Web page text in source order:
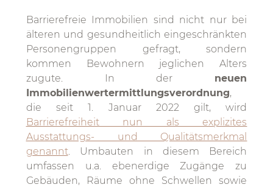
Barrierefreie Immobilien sind nicht nur bei
älteren und gesundheitlich eingeschränkten
Personengruppen gefragt, sondern
kommen Bewohnern jeglichen Alters
zugute. In der neuen
Immobilienwertermittlungsverordnung,
die seit 1. Januar 2022 gilt, wird
Barrierefreiheit nun als explizites
Ausstattungs- und Qualitätsmerkmal
genannt. Umbauten in diesem Bereich
umfassen u.a. ebenerdige Zugänge zu
Gebäuden, Räume ohne Schwellen sowie